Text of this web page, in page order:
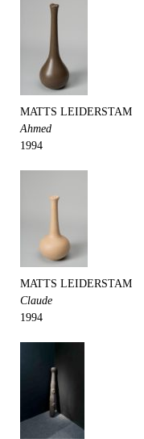
MATTS LEIDERSTAM
Ahmed
1994
MATTS LEIDERSTAM
Claude
1994